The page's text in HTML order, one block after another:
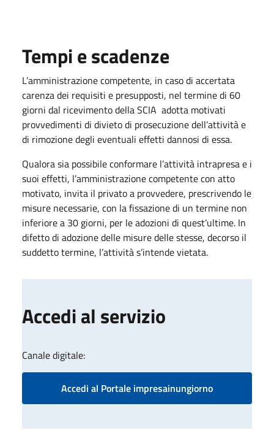
Tempi e scadenze
L’amministrazione competente, in caso di accertata
carenza dei requisiti e presupposti, nel termine di 60
giorni dal ricevimento della SCIA adotta motivati
provvedimenti di divieto di prosecuzione dell’attività e
di rimozione degli eventuali effetti dannosi di essa.
Qualora sia possibile conformare l’attività intrapresa e i
suoi effetti, l’amministrazione competente con atto
motivato, invita il privato a provvedere, prescrivendo le
misure necessarie, con la fissazione di un termine non
inferiore a 30 giorni, per le adozioni di quest’ultime. In
difetto di adozione delle misure delle stesse, decorso il
suddetto termine, l’a​ttività​ s’intende vietata.
Accedi al servizio
Canale digitale:
Accedi al Portale impresainungiorno